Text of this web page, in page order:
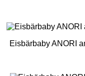
Eisbärbaby ANORI